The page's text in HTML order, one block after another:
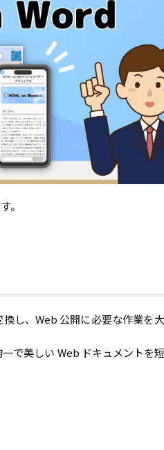
。
し、Web 公開に必要な作業を
で美しい Web ドキュメントを